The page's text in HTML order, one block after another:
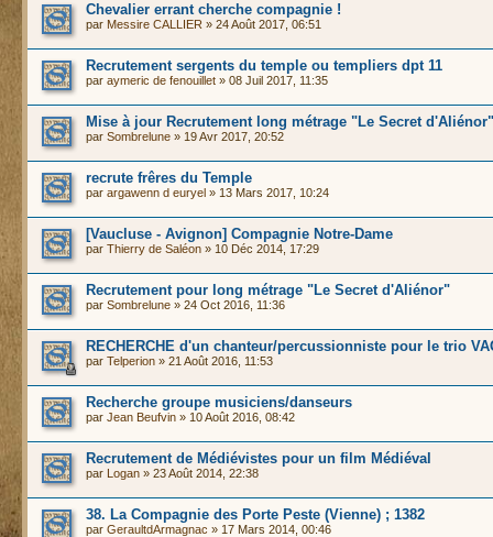
Chevalier errant cherche compagnie !
par Messire CALLIER » 24 Août 2017, 06:51
Recrutement sergents du temple ou templiers dpt 11
par aymeric de fenouillet » 08 Juil 2017, 11:35
Mise à jour Recrutement long métrage "Le Secret d'Aliénor"
par Sombrelune » 19 Avr 2017, 20:52
recrute frêres du Temple
par argawenn d euryel » 13 Mars 2017, 10:24
[Vaucluse - Avignon] Compagnie Notre-Dame
par Thierry de Saléon » 10 Déc 2014, 17:29
Recrutement pour long métrage "Le Secret d'Aliénor"
par Sombrelune » 24 Oct 2016, 11:36
RECHERCHE d'un chanteur/percussionniste pour le trio
par Telperion » 21 Août 2016, 11:53
Recherche groupe musiciens/danseurs
par Jean Beufvin » 10 Août 2016, 08:42
Recrutement de Médiévistes pour un film Médiéval
par Logan » 23 Août 2014, 22:38
38. La Compagnie des Porte Peste (Vienne) ; 1382
par GeraultdArmagnac » 17 Mars 2014, 00:46